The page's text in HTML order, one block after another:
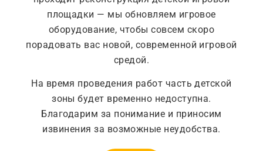
Вход
Имя пользователя или Email*
площадки — мы обновляем игровое
оборудование, чтобы совсем скоро
порадовать вас новой, современной игровой
средой.
На время проведения работ часть детской
зоны будет временно недоступна.
Благодарим за понимание и приносим
извинения за возможные неудобства.